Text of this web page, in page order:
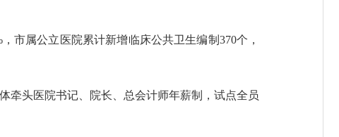
属公立医院累计新增临床公共卫生编制370个，
头医院书记、院长、总会计师年薪制，试点全员